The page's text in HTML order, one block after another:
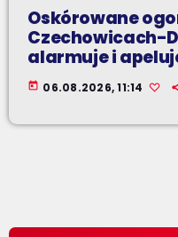
Oskórowane
Czechowicach-
alarmuje i
today 06.08.2026, 11:14